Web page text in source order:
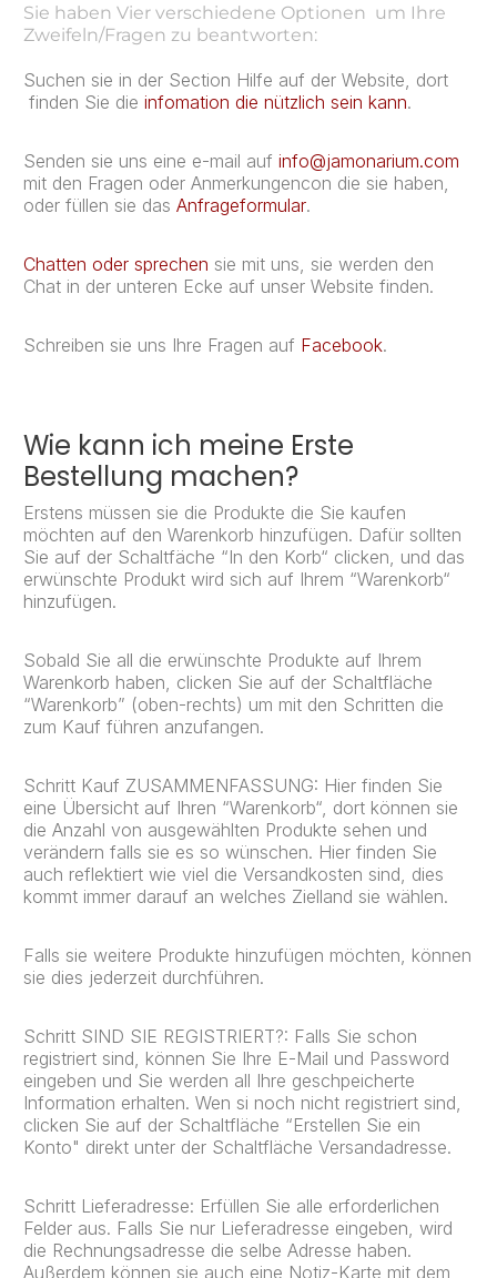
Sie haben Vier verschiedene Optionen um Ihre
Zweifeln/Fragen zu beantworten:
Suchen sie in der Section Hilfe auf der Website, dort
finden Sie die infomation die nützlich sein kann.
Senden sie uns eine e-mail auf info@jamonarium.com
mit den Fragen oder Anmerkungencon die sie haben,
oder füllen sie das Anfrageformular.
Chatten oder sprechen sie mit uns, sie werden den
Chat in der unteren Ecke auf unser Website finden.
Schreiben sie uns Ihre Fragen auf Facebook.
Wie kann ich meine Erste
Bestellung machen?
Erstens müssen sie die Produkte die Sie kaufen
möchten auf den Warenkorb hinzufügen. Dafür sollten
Sie auf der Schaltfäche “In den Korb“ clicken, und das
erwünschte Produkt wird sich auf Ihrem “Warenkorb“
hinzufügen.
Sobald Sie all die erwünschte Produkte auf Ihrem
Warenkorb haben, clicken Sie auf der Schaltfläche
“Warenkorb” (oben-rechts) um mit den Schritten die
zum Kauf führen anzufangen.
Schritt Kauf ZUSAMMENFASSUNG: Hier finden Sie
eine Übersicht auf Ihren “Warenkorb“, dort können sie
die Anzahl von ausgewählten Produkte sehen und
verändern falls sie es so wünschen. Hier finden Sie
auch reflektiert wie viel die Versandkosten sind, dies
kommt immer darauf an welches Zielland sie wählen.
Falls sie weitere Produkte hinzufügen möchten, können
sie dies jederzeit durchführen.
Schritt SIND SIE REGISTRIERT?: Falls Sie schon
registriert sind, können Sie Ihre E-Mail und Password
eingeben und Sie werden all Ihre geschpeicherte
Information erhalten. Wen si noch nicht registriert sind,
clicken Sie auf der Schaltfläche “Erstellen Sie ein
Konto" direkt unter der Schaltfläche Versandadresse.
Schritt Lieferadresse: Erfüllen Sie alle erforderlichen
Felder aus. Falls Sie nur Lieferadresse eingeben, wird
die Rechnungsadresse die selbe Adresse haben.
Außerdem können sie auch eine Notiz-Karte mit dem